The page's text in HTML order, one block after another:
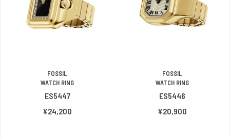
FOSSIL
WATCH RING
ES5447
¥24,200
FOSSIL
WATCH RING
ES5446
¥20,900